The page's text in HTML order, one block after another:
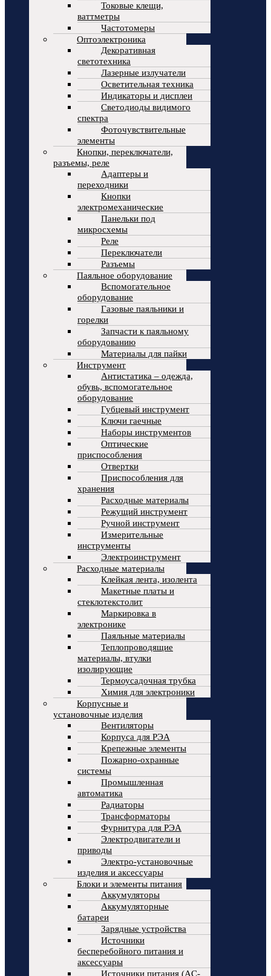
Токовые клещи,
ваттметры
Частотомеры
Оптоэлектроника
Декоративная
светотехника
Лазерные излучатели
Осветительная техника
Индикаторы и дисплеи
Светодиоды видимого
спектра
Фоточувствительные
элементы
Кнопки, переключатели,
разъемы, реле
Адаптеры и
переходники
Кнопки
электромеханические
Панельки под
микросхемы
Реле
Переключатели
Разъемы
Паяльное оборудование
Вспомогательное
оборудование
Газовые паяльники и
горелки
Запчасти к паяльному
оборудованию
Материалы для пайки
Инструмент
Антистатика – одежда,
обувь, вспомогательное
оборудование
Губцевый инструмент
Ключи гаечные
Наборы инструментов
Оптические
приспособления
Отвертки
Приспособления для
хранения
Расходные материалы
Режущий инструмент
Ручной инструмент
Измерительные
инструменты
Электроинструмент
Расходные материалы
Клейкая лента, изолента
Макетные платы и
стеклотекстолит
Маркировка в
электронике
Паяльные материалы
Теплопроводящие
материалы, втулки
изолирующие
Термоусадочная трубка
Химия для электроники
Корпусные и
установочные изделия
Вентиляторы
Корпуса для РЭА
Крепежные элементы
Пожарно-охранные
системы
Промышленная
автоматика
Радиаторы
Трансформаторы
Фурнитура для РЭА
Электродвигатели и
приводы
Электро-установочные
изделия и аксессуары
Блоки и элементы питания
Аккумуляторы
Аккумуляторные
батареи
Зарядные устройства
Источники
бесперебойного питания и
аксессуары
Источники питания (AC-